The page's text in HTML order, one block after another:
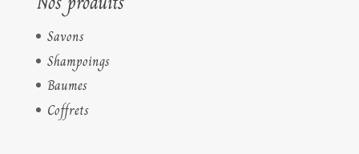
Savons
Shampoings
Baumes
Coffrets